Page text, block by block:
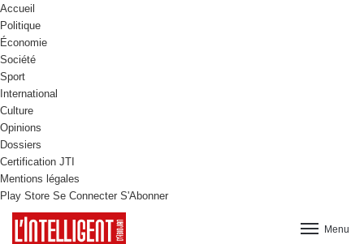
Accueil
Politique
Économie
Société
Sport
International
Culture
Opinions
Dossiers
Certification JTI
Mentions légales
Play Store Se Connecter S'Abonner
Menu